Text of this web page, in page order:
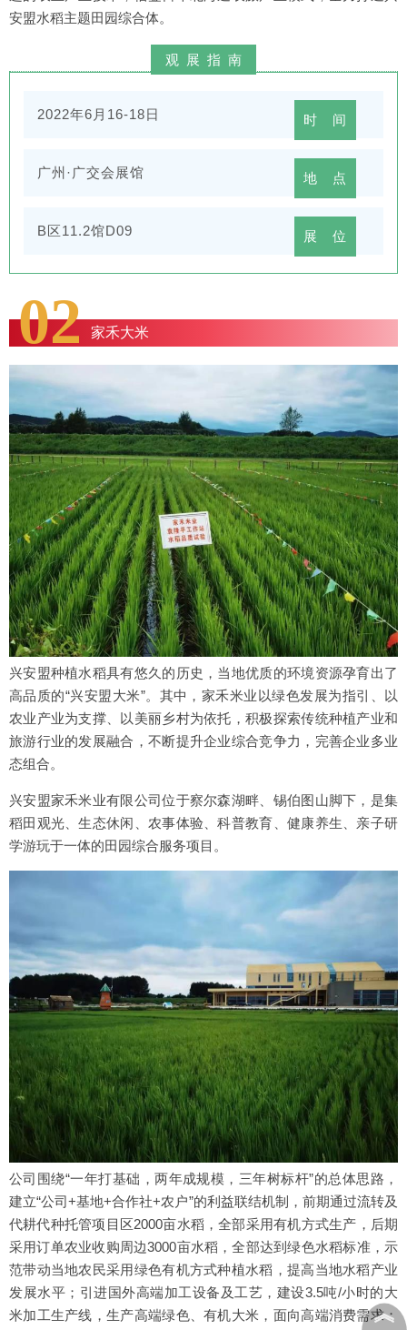
安盟水稻主题田园综合体。
观展指南
时 间
2022年6月16-18日
地 点
广州·广交会展馆
展 位
B区11.2馆D09
02 家禾大米
兴安盟种植水稻具有悠久的历史，当地优质的环境资源孕育出了
高品质的“兴安盟大米”。其中，家禾米业以绿色发展为指引、以
农业产业为支撑、以美丽乡村为依托，积极探索传统种植产业和
旅游行业的发展融合，不断提升企业综合竞争力，完善企业多业
态组合。
兴安盟家禾米业有限公司位于察尔森湖畔、锡伯图山脚下，是集
稻田观光、生态休闲、农事体验、科普教育、健康养生、亲子研
学游玩于一体的田园综合服务项目。
公司围绕“一年打基础，两年成规模，三年树标杆”的总体思路，
建立“公司+基地+合作社+农户”的利益联结机制，前期通过流转及
代耕代种托管项目区2000亩水稻，全部采用有机方式生产，后期
采用订单农业收购周边3000亩水稻，全部达到绿色水稻标准，示
范带动当地农民采用绿色有机方式种植水稻，提高当地水稻产业
发展水平；引进国外高端加工设备及工艺，建设3.5吨/小时的大
米加工生产线，生产高端绿色、有机大米，面向高端消费需求；
︽